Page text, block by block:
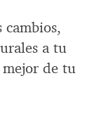
cambios,
a tu
de tu